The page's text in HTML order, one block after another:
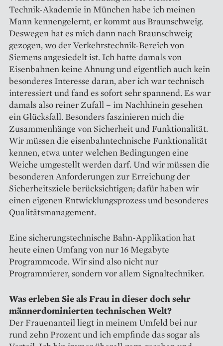
Technik-Akademie in München habe ich meinen
Mann kennengelernt, er kommt aus Braunschweig.
Deswegen hat es mich dann nach Braunschweig
gezogen, wo der Verkehrstechnik-Bereich von
Siemens angesiedelt ist. Ich hatte damals von
Eisenbahnen keine Ahnung und eigentlich auch kein
­besonderes Interesse daran, aber ich war technisch
interessiert und fand es sofort sehr spannend. Es war
damals also reiner Zufall – im Nach­hinein gesehen
ein Glücksfall. Besonders faszinieren mich die
Zusammenhänge von Sicherheit und Funktionalität.
Wir müssen die eisenbahntechnische Funktionalität
kennen, etwa unter welchen Bedingungen eine
Weiche umgestellt werden darf. Und wir müssen die
besonderen Anforderungen zur Erreichung der
Sicherheitsziele berücksichtigen; dafür haben wir
einen eigenen Entwicklungsprozess und besonderes
Qualitätsmanagement.
Eine sicherungstechnische Bahn-Applikation hat
heute einen Umfang von nur 16 Megabyte
Programmcode. Wir sind also nicht nur
Programmierer, sondern vor allem Signaltechniker.
Was erleben Sie als Frau in dieser doch sehr
männer­dominierten technischen Welt?
Der Frauenanteil liegt in meinem Umfeld bei nur
rund zehn Prozent und ich empfinde das sogar als